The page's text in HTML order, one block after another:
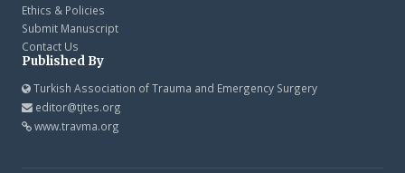
Ethics & Policies
Submit Manuscript
Contact Us
Published By
Turkish Association of Trauma and Emergency Surgery
editor@tjtes.org
www.travma.org